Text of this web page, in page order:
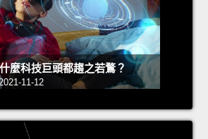
麼科技巨頭都趨之若鶩？
11-12